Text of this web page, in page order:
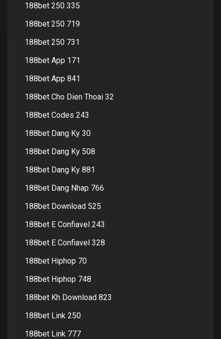
188bet 250 335
188bet 250 719
188bet 250 731
188bet App 171
188bet App 841
188bet Cho Dien Thoai 32
188bet Codes 243
188bet Dang Ky 30
188bet Dang Ky 508
188bet Dang Ky 881
188bet Dang Nhap 766
188bet Download 525
188bet E Confiavel 243
188bet E Confiavel 328
188bet Hiphop 70
188bet Hiphop 748
188bet Kh Download 823
188bet Link 250
188bet Link 777